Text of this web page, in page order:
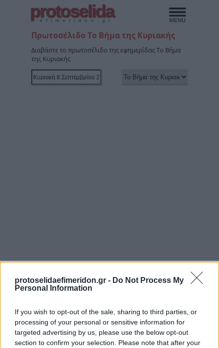
protoselidaefimeridon.gr - Do Not Process My
Personal Information
If you wish to opt-out of the sale, sharing to third parties, or
processing of your personal or sensitive information for
targeted advertising by us, please use the below opt-out
section to confirm your selection. Please note that after your
protoselida
efimeridon.gr
Πρωτοσέλιδο Το Βήμα της Κυριακής
Διαβάστε το πρωτοσέλιδο της εφημερίδας Το Βήμα
της Κυριακής
Προηγούμενη
Real News
Επόμενη
Εστία